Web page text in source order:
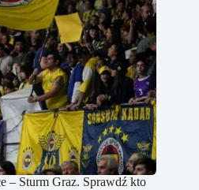
– Sturm Graz. Sprawdź kto